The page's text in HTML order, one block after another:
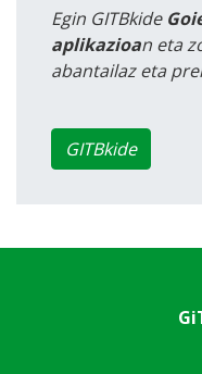
Egin GITBkide
aplikazioan eta
abantailaz eta
GITBkide